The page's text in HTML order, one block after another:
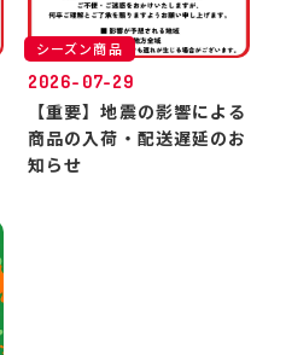
シーズン商品
2026-07-29
【重要】地震の影響による
商品の入荷・配送遅延のお
知らせ